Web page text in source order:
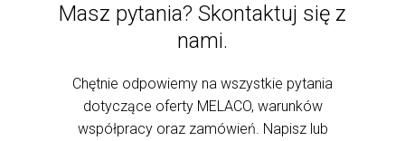
Masz pytania? Skontaktuj się z
nami.
Chętnie odpowiemy na wszystkie pytania
dotyczące oferty MELACO, warunków
współpracy oraz zamówień. Napisz lub